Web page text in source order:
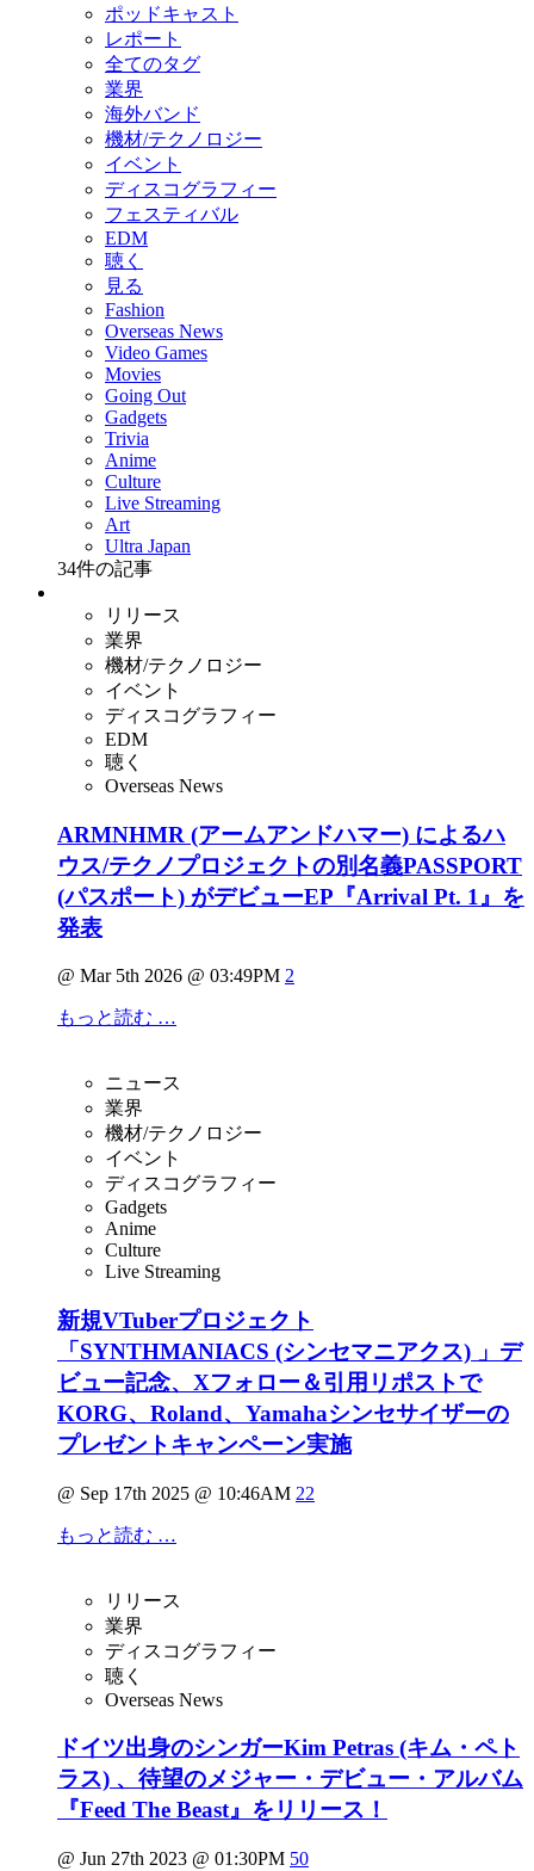
ポッドキャスト
レポート
全てのタグ
業界
海外バンド
機材/テクノロジー
イベント
ディスコグラフィー
フェスティバル
EDM
聴く
見る
Fashion
Overseas News
Video Games
Movies
Going Out
Gadgets
Trivia
Anime
Culture
Live Streaming
Art
Ultra Japan
34件の記事
リリース
業界
機材/テクノロジー
イベント
ディスコグラフィー
EDM
聴く
Overseas News
ARMNHMR (アームアンドハマー) によるハ
ウス/テクノプロジェクトの別名義PASSPORT
(パスポート) がデビューEP『Arrival Pt. 1』を
発表
@ Mar 5th 2026 @ 03:49PM 2
もっと読む …
ニュース
業界
機材/テクノロジー
イベント
ディスコグラフィー
Gadgets
Anime
Culture
Live Streaming
新規VTuberプロジェクト
「SYNTHMANIACS (シンセマニアクス) 」デ
ビュー記念、Xフォロー＆引用リポストで
KORG、Roland、Yamahaシンセサイザーの
プレゼントキャンペーン実施
@ Sep 17th 2025 @ 10:46AM 22
もっと読む …
リリース
業界
ディスコグラフィー
聴く
Overseas News
ドイツ出身のシンガーKim Petras (キム・ペト
ラス) 、待望のメジャー・デビュー・アルバム
『Feed The Beast』をリリース！
@ Jun 27th 2023 @ 01:30PM 50